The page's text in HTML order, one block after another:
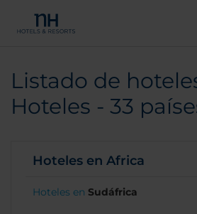
Listado de
Hoteles - 33
Hoteles en Africa
Hoteles en Sudáfrica